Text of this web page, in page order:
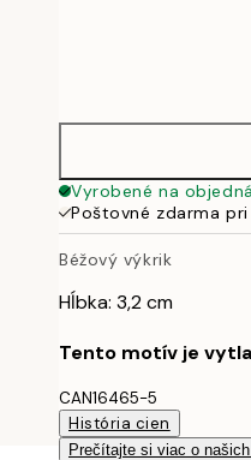
Vyrobené na
Poštovné zdarma
Béžový výkrik
Hĺbka: 3,2 cm
Tento motív je
CAN16465-5
História cien
Prečítajte si viac o